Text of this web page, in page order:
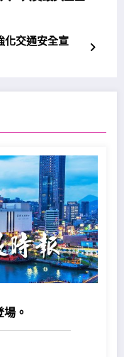
化交通安全宣
。